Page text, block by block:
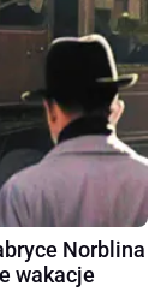
Norblina
wakacje